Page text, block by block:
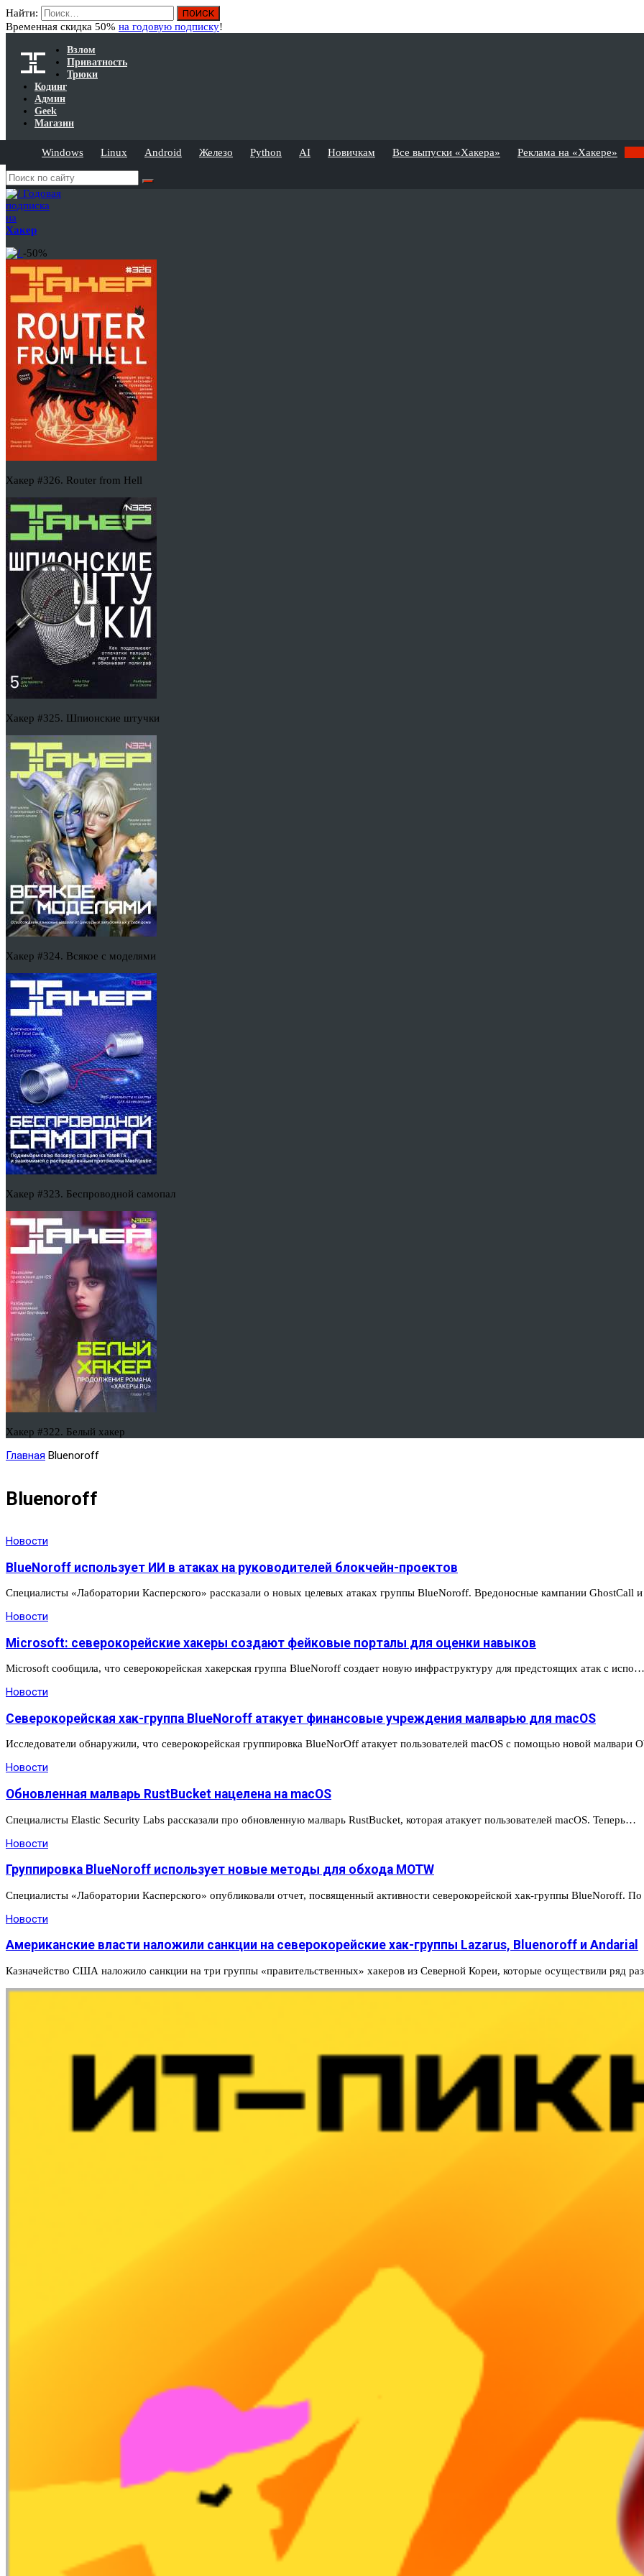
Найти:
Временная скидка 50% на годовую подписку!
Взлом
Приватность
Трюки
Кодинг
Админ
Geek
Магазин
Windows Linux Android Железо Python AI Новичкам Все выпуски «Хакера» Реклама на «Хакере»
Годовая
подписка
на
Хакер
-50%
Хакер #326. Router from Hell
Хакер #325. Шпионские штучки
Хакер #324. Всякое с моделями
Хакер #323. Беспроводной самопал
Хакер #322. Белый хакер
Главная Bluenoroff
Bluenoroff
Новости
BlueNoroff использует ИИ в атаках на руководителей блокчейн-проектов
Специалисты «Лаборатории Касперского» рассказали о новых целевых атаках группы BlueNoroff. Вредоносные кампании GhostCall
Новости
Microsoft: северокорейские хакеры создают фейковые порталы для оценки навыков
Microsoft сообщила, что северокорейская хакерская группа BlueNoroff создает новую инфраструктуру для предстоящих атак с испо…
Новости
Северокорейская хак-группа BlueNoroff атакует финансовые учреждения малварью для macOS
Исследователи обнаружили, что северокорейская группировка BlueNorOff атакует пользователей macOS с помощью новой малвари
Новости
Обновленная малварь RustBucket нацелена на macOS
Специалисты Elastic Security Labs рассказали про обновленную малварь RustBucket, которая атакует пользователей macOS. Теперь…
Новости
Группировка BlueNoroff использует новые методы для обхода MOTW
Специалисты «Лаборатории Касперского» опубликовали отчет, посвященный активности северокорейской хак-группы BlueNoroff.
Новости
Американские власти наложили санкции на северокорейские хак-группы Lazarus, Bluenoroff и Andarial
Казначейство США наложило санкции на три группы «правительственных» хакеров из Северной Кореи, которые осуществили ряд